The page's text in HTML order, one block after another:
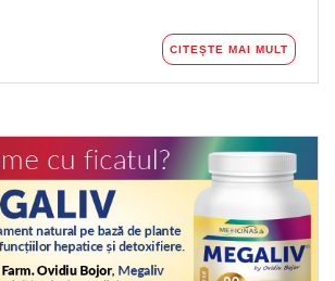
CITEȘTE MAI MULT